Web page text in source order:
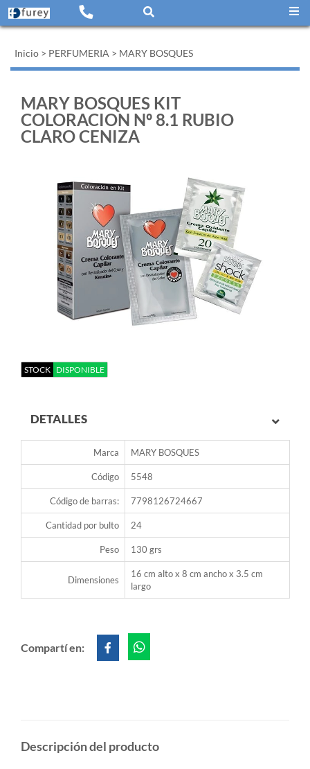
Inicio > PERFUMERIA > MARY BOSQUES
MARY BOSQUES KIT
COLORACION Nº 8.1 RUBIO
CLARO CENIZA
STOCK DISPONIBLE
DETALLES
Marca MARY BOSQUES
Código 5548
Código de barras: 7798126724667
Cantidad por bulto 24
Peso 130 grs
Dimensiones
16 cm alto x 8 cm ancho x 3.5 cm
largo
Compartí en:
Descripción del producto